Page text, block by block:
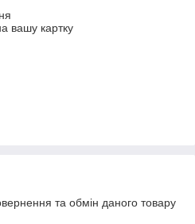
вашу картку
та обмін даного товару